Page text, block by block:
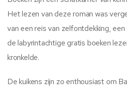
Het lezen van deze roman was
van een reis van zelfontdekking,
de labyrintachtige gratis boeken
kronkelde.
De kuikens zijn zo enthousiast om